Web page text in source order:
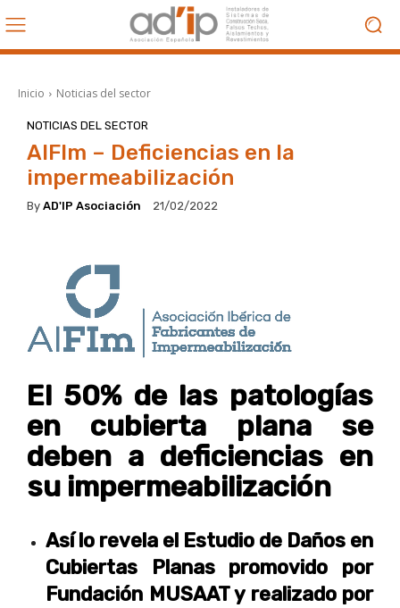
Inicio Noticias del sector
NOTICIAS DEL SECTOR
AIFIm – Deficiencias en la
impermeabilización
By AD'IP Asociación 21/02/2022
El 50% de las patologías
en cubierta plana se
deben a deficiencias en
su impermeabilización
Así lo revela el Estudio de Daños en
Cubiertas Planas promovido por
Fundación MUSAAT y realizado por